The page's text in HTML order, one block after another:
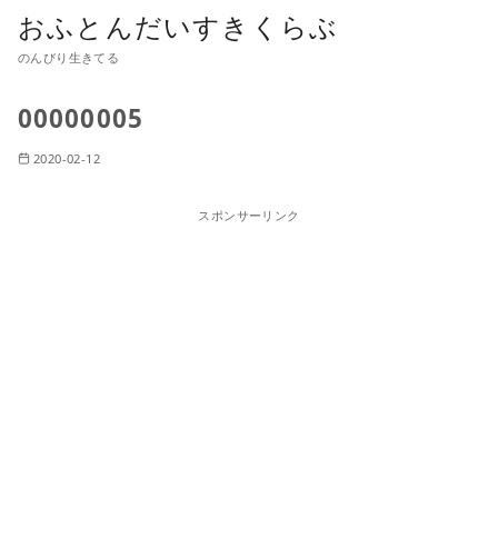
おふとんだいすきくらぶ
のんびり生きてる
00000005
2020-02-12
スポンサーリンク